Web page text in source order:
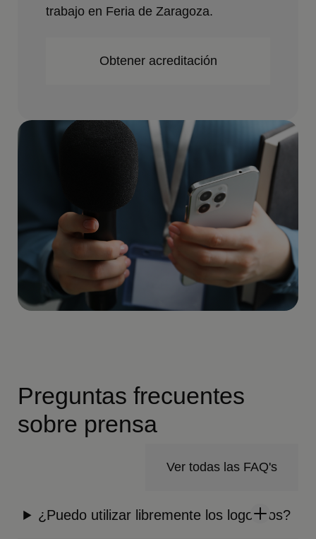
trabajo en Feria de Zaragoza.
Obtener acreditación
Preguntas frecuentes
sobre prensa
Ver todas las FAQ's
¿Puedo utilizar libremente los logotipos?